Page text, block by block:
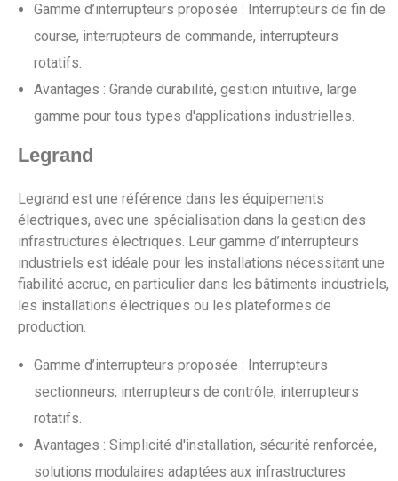
Gamme d’interrupteurs proposée : Interrupteurs de fin de
course, interrupteurs de commande, interrupteurs
rotatifs.
Avantages : Grande durabilité, gestion intuitive, large
gamme pour tous types d'applications industrielles.
Legrand
Legrand est une référence dans les équipements
électriques, avec une spécialisation dans la gestion des
infrastructures électriques. Leur gamme d’interrupteurs
industriels est idéale pour les installations nécessitant une
fiabilité accrue, en particulier dans les bâtiments industriels,
les installations électriques ou les plateformes de
production.
Gamme d’interrupteurs proposée : Interrupteurs
sectionneurs, interrupteurs de contrôle, interrupteurs
rotatifs.
Avantages : Simplicité d'installation, sécurité renforcée,
solutions modulaires adaptées aux infrastructures